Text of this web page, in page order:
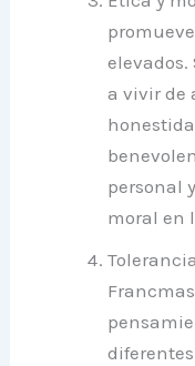
elevados.
a vivir de
personal
moral en